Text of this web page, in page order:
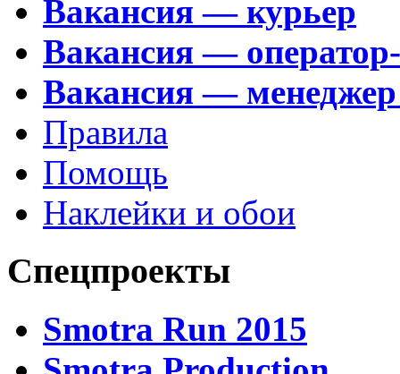
Вакансия — курьер
Вакансия —
Вакансия —
Правила
Помощь
Наклейки и обои
Спецпроекты
Smotra Run 2015